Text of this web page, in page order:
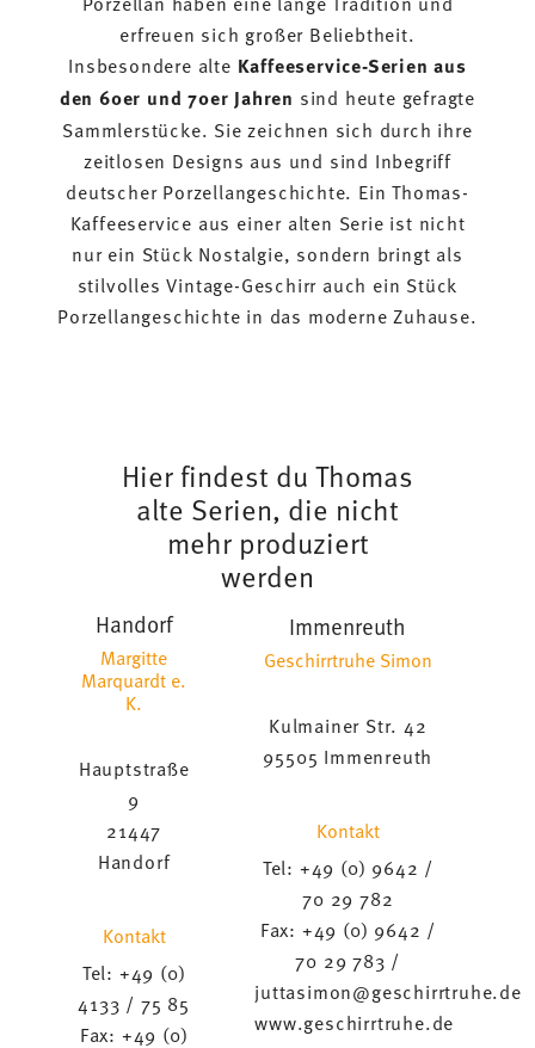
erfreuen sich großer Beliebtheit.
Insbesondere alte Kaffeeservice-Serien aus
den 60er und 70er Jahren sind heute gefragte
Sammlerstücke. Sie zeichnen sich durch ihre
zeitlosen Designs aus und sind Inbegriff
deutscher Porzellangeschichte. Ein Thomas-
Kaffeeservice aus einer alten Serie ist nicht
nur ein Stück Nostalgie, sondern bringt als
stilvolles Vintage-Geschirr auch ein Stück
Porzellangeschichte in das moderne Zuhause.
Hier findest du Thomas
alte Serien, die nicht
mehr produziert
werden
Handorf
Margitte
Marquardt e.
K.
Hauptstraße
9
21447
Handorf
Kontakt
Tel: +49 (0)
4133 / 75 85
Fax: +49 (0)
Immenreuth
Geschirrtruhe Simon
Kulmainer Str. 42
95505 Immenreuth
Kontakt
Tel: +49 (0) 9642 /
70 29 782
Fax: +49 (0) 9642 /
70 29 783 /
juttasimon@geschirrtruhe.de
www.geschirrtruhe.de